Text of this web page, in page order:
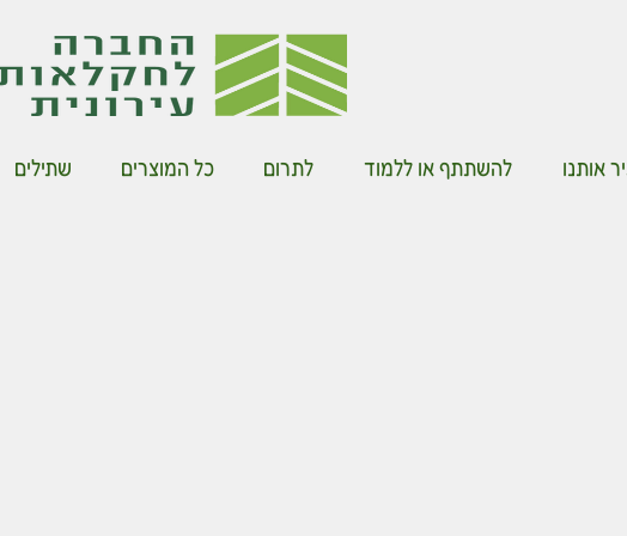
אותנו להשתתף או ללמוד לתרום כל המוצרים שתילים